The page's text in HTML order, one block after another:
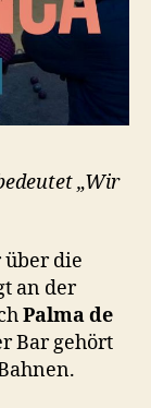
„Wir
die
an der
Palma de
Bar gehört